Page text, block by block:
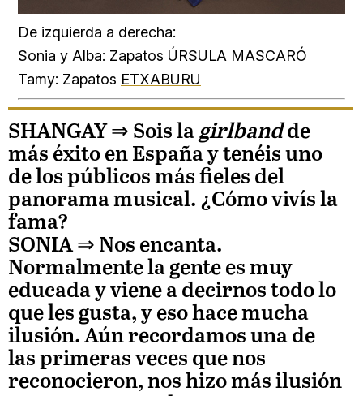
De izquierda a derecha:
Sonia y Alba: Zapatos ÚRSULA MASCARÓ
Tamy: Zapatos ETXABURU
SHANGAY ⇒ Sois la girlbandde
más éxito en España y tenéis uno
de los públicos más fieles del
panorama musical. ¿Cómo vivís la
fama?
SONIA⇒ Nos encanta.
Normalmente la gente es muy
educada y viene a decirnos todo lo
que les gusta, y eso hace mucha
ilusión. Aún recordamos una de
las primeras veces que nos
reconocieron, nos hizo más ilusión